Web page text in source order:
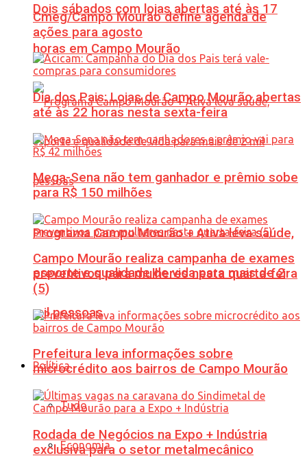
Dois sábados com lojas abertas até às 17
horas em Campo Mourão
Programa Campo Mourão + Ativa leva saúde,
esporte e qualidade de vida para mais de 2
mil pessoas
Política
Tudo
Economia
Cmeg/Campo Mourão define agenda de
ações para agosto
Dia dos Pais: Lojas de Campo Mourão abertas
até às 22 horas nesta sexta-feira
Mega-Sena não tem ganhador e prêmio sobe
para R$ 150 milhões
Campo Mourão realiza campanha de exames
preventivos para mulheres nesta quarta-feira
(5)
Prefeitura leva informações sobre
microcrédito aos bairros de Campo Mourão
Rodada de Negócios na Expo + Indústria
exclusiva para o setor metalmecânico